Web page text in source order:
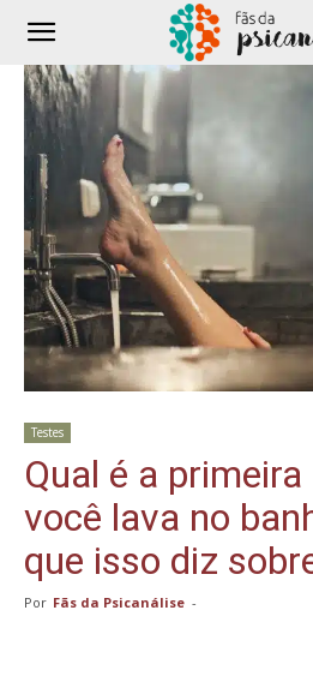
Testes
Qual é a
você lava no
que isso diz
Por Fãs da Psicanálise -